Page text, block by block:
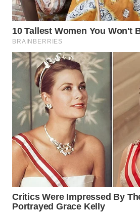
WN
KALSEL
WN
KALTIM
WN
SULSEL
WN
GORONTALO
WN
SULUT
WN
MALUKU